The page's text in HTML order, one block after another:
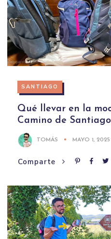
SANTIAGO
Qué llevar en la
Camino de
TOMÁS MAYO 1, 2025
Comparte